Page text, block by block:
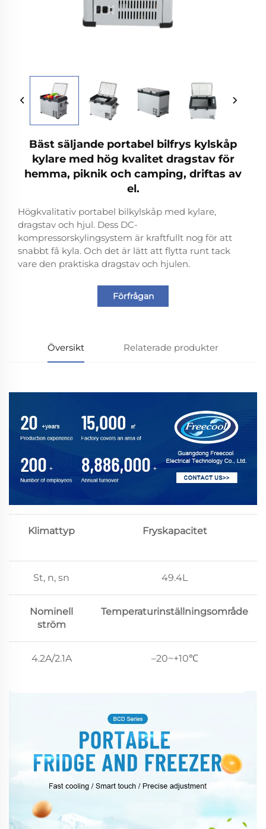
Bäst säljande portabel bilfrys kylskåp
kylare med hög kvalitet dragstav för
hemma, piknik och camping, driftas av
el.
Högkvalitativ portabel bilkylskåp med kylare,
dragstav och hjul. Dess DC-
kompressorskylingsystem är kraftfullt nog för att
snabbt få kyla. Och det är lätt att flytta runt tack
vare den praktiska dragstav och hjulen.
Förfrågan
Översikt Relaterade produkter
Klimattyp Fryskapacitet
St, n, sn 49.4L
Nominell
ström
Temperaturinställningsområde
4.2A/2.1A –20~+10℃